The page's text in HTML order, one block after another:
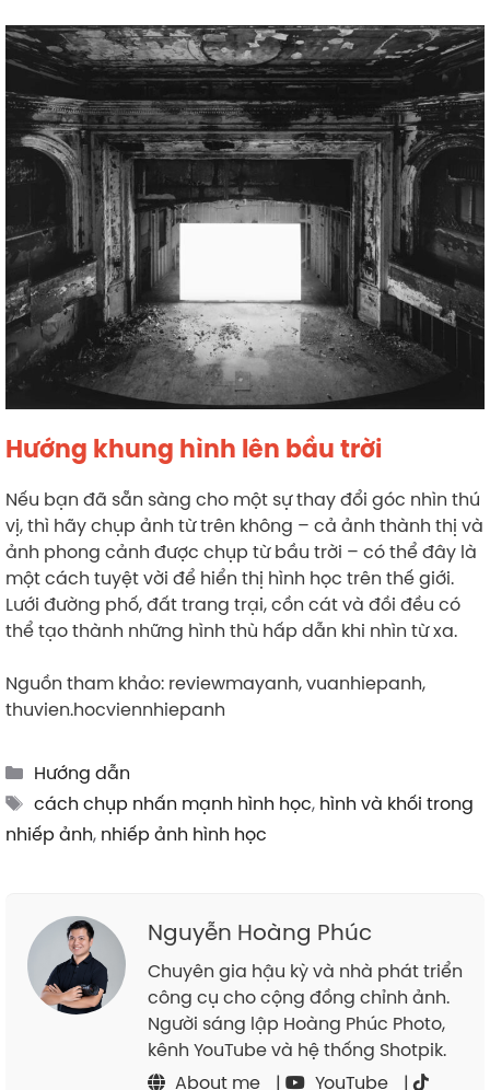
Hướng khung hình lên bầu trời
Nếu bạn đã sẵn sàng cho một sự thay đổi góc nhìn thú
vị, thì hãy chụp ảnh từ trên không – cả ảnh thành thị và
ảnh phong cảnh được chụp từ bầu trời – có thể đây là
một cách tuyệt vời để hiển thị hình học trên thế giới.
Lưới đường phố, đất trang trại, cồn cát và đồi đều có
thể tạo thành những hình thù hấp dẫn khi nhìn từ xa.
Nguồn tham khảo: reviewmayanh, vuanhiepanh,
thuvien.hocviennhiepanh
Categories
Hướng dẫn
Tags
cách chụp nhấn mạnh hình học, hình và khối trong
nhiếp ảnh, nhiếp ảnh hình học
Nguyễn Hoàng Phúc
Chuyên gia hậu kỳ và nhà phát triển
công cụ cho cộng đồng chỉnh ảnh.
Người sáng lập Hoàng Phúc Photo,
kênh YouTube và hệ thống Shotpik.
About me
| YouTube |